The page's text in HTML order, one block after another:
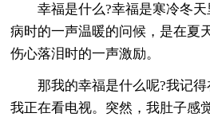
幸福是什么?幸福是寒冷冬
病时的一声温暖的问候，是在夏
伤心落泪时的一声激励。
那我的幸福是什么呢?我记得
我正在看电视。突然，我肚子感